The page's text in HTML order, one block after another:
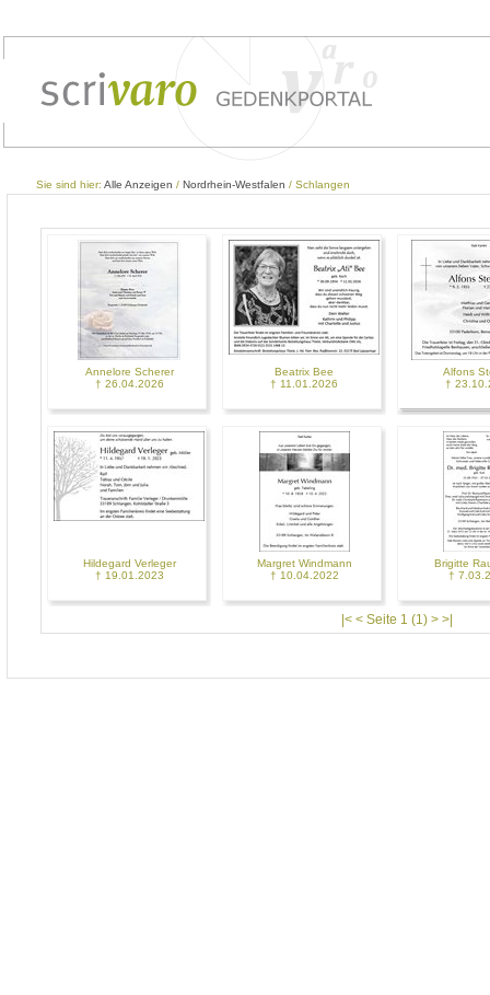
Sie sind hier: Alle Anzeigen / Nordrhein-Westfalen / Schlangen
Annelore Scherer
† 26.04.2026
Beatrix Bee
† 11.01.2026
Alfons
†
Hildegard Verleger
† 19.01.2023
Margret Windmann
† 10.04.2022
Brigitte
†
|< < Seite 1 (1) > >|